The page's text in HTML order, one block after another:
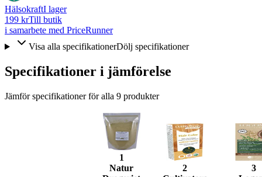
HälsokraftI lager
199 krTill butik
i samarbete med PriceRunner
Visa alla specifikationerDölj specifikationer
Specifikationer i jämförelse
Jämför specifikationer för alla 9 produkter
1
Natur
2
3